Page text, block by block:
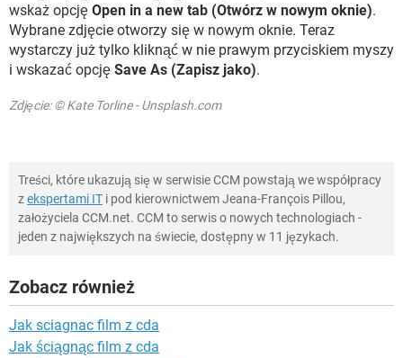
wskaż opcję Open in a new tab (Otwórz w nowym oknie).
Wybrane zdjęcie otworzy się w nowym oknie. Teraz
wystarczy już tylko kliknąć w nie prawym przyciskiem myszy
i wskazać opcję Save As (Zapisz jako).
Zdjęcie: © Kate Torline - Unsplash.com
Treści, które ukazują się w serwisie CCM powstają we współpracy
zekspertami IT i pod kierownictwem Jeana-François Pillou,
założyciela CCM.net. CCM to serwis o nowych technologiach -
jeden z największych na świecie, dostępny w 11 językach.
Zobacz również
Jak sciagnac film z cda
Jak ściągnąc film z cda